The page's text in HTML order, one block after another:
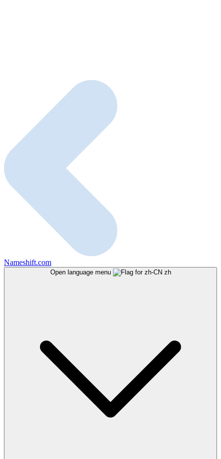
Nameshift.com
Open language menu zh